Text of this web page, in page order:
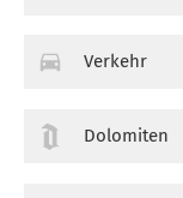
Verkehr
Dolomiten